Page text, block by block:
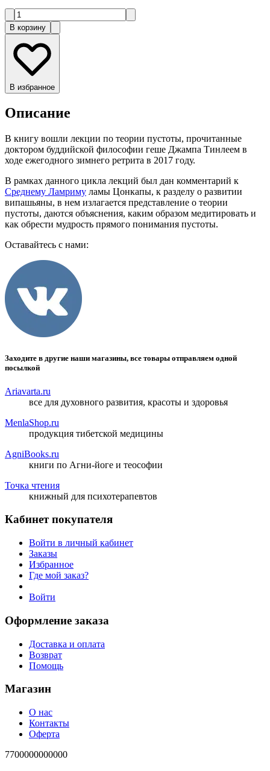
В корзину
В избранное
Описание
В книгу вошли лекции по теории пустоты, прочитанные
доктором буддийской философии геше Джампа Тинлеем в
ходе ежегодного зимнего ретрита в 2017 году.
В рамках данного цикла лекций был дан комментарий к
Среднему Ламриму ламы Цонкапы, к разделу о развитии
випашьяны, в нем излагается представление о теории
пустоты, даются объяснения, каким образом медитировать и
как обрести мудрость прямого понимания пустоты.
Оставайтесь с нами:
Заходите в другие наши магазины, все товары отправляем одной
посылкой
Ariavarta.ru
все для духовного развития, красоты и здоровья
MenlaShop.ru
продукция тибетской медицины
AgniBooks.ru
книги по Агни-йоге и теософии
Точка чтения
книжный для психотерапевтов
Кабинет покупателя
Войти в личный кабинет
Заказы
Избранное
Где мой заказ?
Войти
Оформление заказа
Доставка и оплата
Возврат
Помощь
Магазин
О нас
Контакты
Оферта
7700000000000